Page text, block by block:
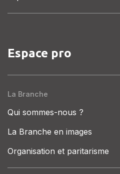
Espace pro
La Branche
Qui sommes-nous ?
La Branche en images
Organisation et paritarisme